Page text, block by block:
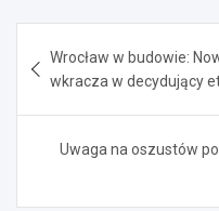
wpisu
Wrocław w budowie:
wkracza w decydujący
Uwaga na oszustów